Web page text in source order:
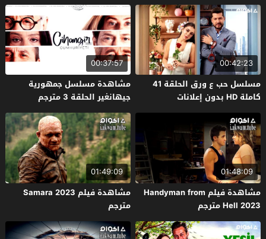
00:42:23
مسلسل حب ع ورق الحلقة 41
كاملة HD بدون إعلانات
00:37:57
مشاهدة مسلسل جمهورية
جيهانغير الحلقة 3 مترجم
01:48:09
مشاهدة فيلم Handyman from
Hell 2023 مترجم
01:49:09
مشاهدة فيلم Samara 2023
مترجم